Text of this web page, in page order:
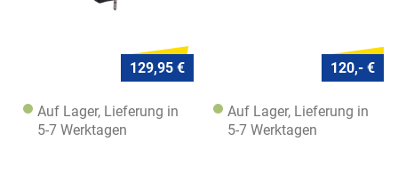
129,95 €
Auf Lager, Lieferung in
5-7 Werktagen
120,- €
Auf Lager, Lieferung in
5-7 Werktagen